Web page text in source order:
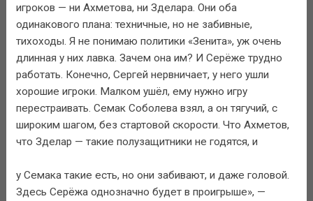
игроков — ни Ахметова, ни Зделара. Они оба
одинакового плана: техничные, но не забивные,
тихоходы. Я не понимаю политики «Зенита», уж очень
длинная у них лавка. Зачем она им? И Серёже трудно
работать. Конечно, Сергей нервничает, у него ушли
хорошие игроки. Малком ушёл, ему нужно игру
перестраивать. Семак Соболева взял, а он тягучий, с
широким шагом, без стартовой скорости. Что Ахметов,
что Зделар — такие полузащитники не годятся, и
у Семака такие есть, но они забивают, и даже головой.
Здесь Серёжа однозначно будет в проигрыше», —